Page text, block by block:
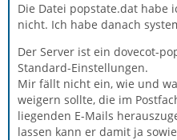
Die Datei popstate.dat habe
nicht. Ich habe danach
Der Server ist ein dovecot-
Standard-Einstellungen.
Mir fällt nicht ein, wie und
weigern sollte, die im
liegenden E-Mails
lassen kann er damit ja